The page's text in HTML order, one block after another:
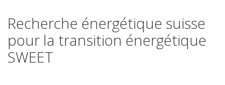
Recherche énergétique suisse
pour la transition énergétique
SWEET